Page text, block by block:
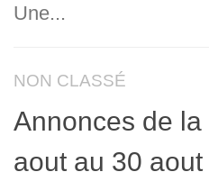
Une...
NON CLASSÉ
Annonces de
aout au 30